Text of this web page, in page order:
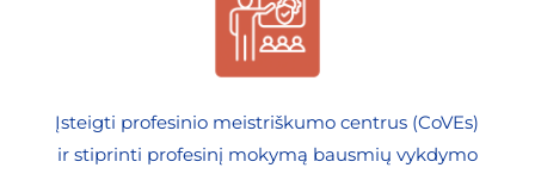
Įsteigti profesinio meistriškumo centrus (CoVEs)
ir stiprinti profesinį mokymą bausmių vykdymo